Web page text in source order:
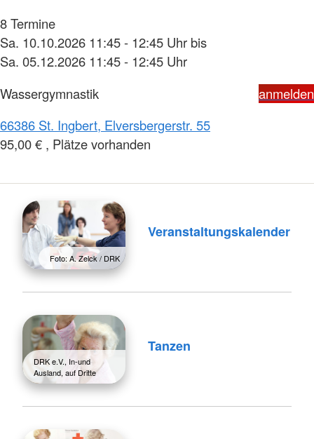
8 Termine
Sa. 10.10.2026 11:45 - 12:45 Uhr bis
Sa. 05.12.2026 11:45 - 12:45 Uhr
Wassergymnastik
anmelden
66386 St. Ingbert, Elversbergerstr. 55
95,00 € , Plätze vorhanden
Foto: A. Zelck / DRK
Veranstaltungskalender
DRK e.V., In-und
Ausland, auf Dritte
Tanzen